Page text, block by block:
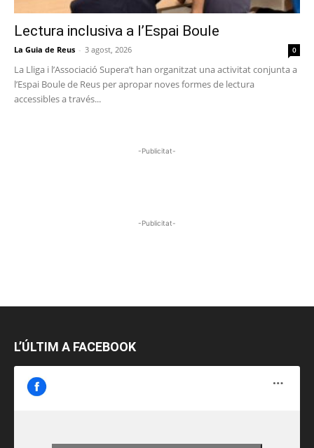
Lectura inclusiva a l’Espai Boule
La Guia de Reus - 3 agost, 2026 0
La Lliga i l’Associació Supera’t han organitzat una activitat conjunta a
l’Espai Boule de Reus per apropar noves formes de lectura
accessibles a través...
-Publicitat-
-Publicitat-
L’ÚLTIM A FACEBOOK